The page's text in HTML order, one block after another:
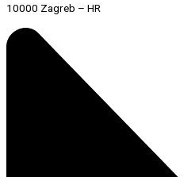
10000 Zagreb – HR